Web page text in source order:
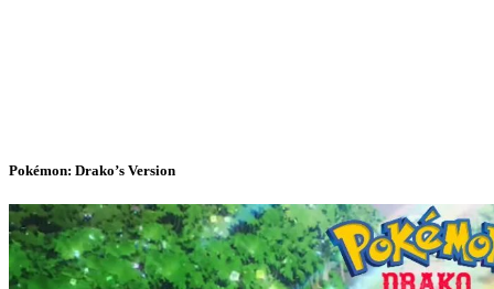
Pokémon: Drako’s Version